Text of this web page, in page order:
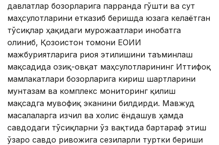
давлатлар бозорларига парранда гўшти ва сут
маҳсулотларини етказиб беришда юзага келаётган
тўсиқлар ҳақидаги мурожаатлари инобатга
олиниб, Қозоғистон томони ЕОИИ
мажбуриятларига риоя этилишини таъминлаш
мақсадида озиқ-овқат маҳсулотларининг Иттифоқ
мамлакатлари бозорларига кириш шартларини
мунтазам ва комплекс мониторинг қилиш
мақсадга мувофиқ эканини билдирди. Мавжуд
масалаларга изчил ва холис ёндашув ҳамда
савдодаги тўсиқларни ўз вақтида бартараф этиш
ўзаро савдо ривожига сезиларли туртки бериши